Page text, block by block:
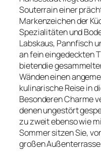
Souterrain einer
Markenzeichen der
Spezialitäten und
Labskaus, Pannfisch
an fein eingedeckten
bietendie
Wänden einen
kulinarische Reise in
Besonderen Charme
denen ungestört
zu zweit ebenso wie
Sommer sitzen Sie,
großen